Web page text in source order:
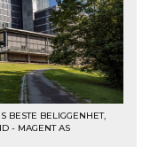
BESTE BELIGGENHET,
- MAGENT AS